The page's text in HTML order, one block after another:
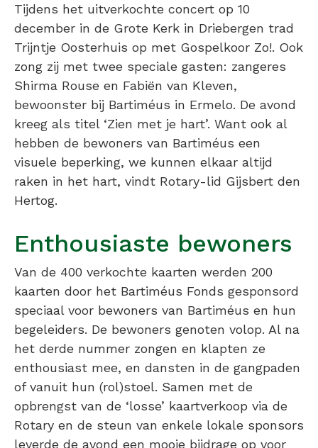
Tijdens het uitverkochte concert op 10
december in de Grote Kerk in Driebergen trad
Trijntje Oosterhuis op met Gospelkoor Zo!. Ook
zong zij met twee speciale gasten: zangeres
Shirma Rouse en Fabiën van Kleven,
bewoonster bij Bartiméus in Ermelo. De avond
kreeg als titel ‘Zien met je hart’. Want ook al
hebben de bewoners van Bartiméus een
visuele beperking, we kunnen elkaar altijd
raken in het hart, vindt Rotary-lid Gijsbert den
Hertog.
Enthousiaste bewoners
Van de 400 verkochte kaarten werden 200
kaarten door het Bartiméus Fonds gesponsord
speciaal voor bewoners van Bartiméus en hun
begeleiders. De bewoners genoten volop. Al na
het derde nummer zongen en klapten ze
enthousiast mee, en dansten in de gangpaden
of vanuit hun (rol)stoel. Samen met de
opbrengst van de ‘losse’ kaartverkoop via de
Rotary en de steun van enkele lokale sponsors
leverde de avond een mooie bijdrage op voor